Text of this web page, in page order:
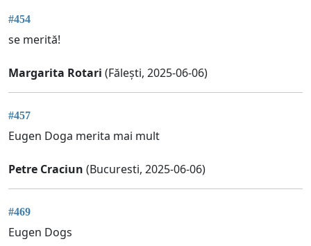
#454
se merită!
Margarita Rotari (Fălești, 2025-06-06)
#457
Eugen Doga merita mai mult
Petre Craciun (Bucuresti, 2025-06-06)
#469
Eugen Dogs